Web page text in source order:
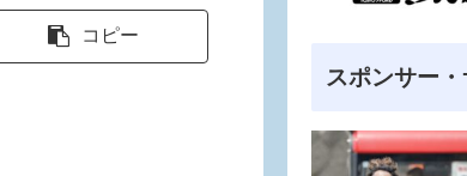
コピー
スポンサー